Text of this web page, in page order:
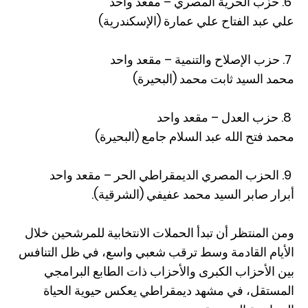
علي عبد الفتاح علي عمارة (الإسكندرية)
محمد السيد ثابت محمد (البحيرة)
محمد فتح الله عبد السلام جامع (البحيرة)
أبرار صابر السيد محمد عفيفي (الشرقية).
ومن المنتظر أن تبدأ الحملات الانتخابية للمرشحين خلال
الأيام القادمة وسط ترقب شعبي واسع، في ظل التنافس
بين الأحزاب الكبرى والأحزاب ذات الطابع البرامجي
المستقل، في مشهد ديمقراطي يعكس حيوية الحياة